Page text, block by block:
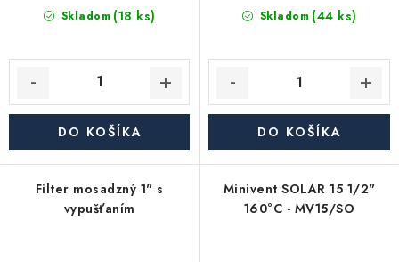
Skladom (18 ks)
DO KOŠÍKA
Skladom (44 ks)
DO KOŠÍKA
Filter mosadzný 1" s
vypušťaním
Minivent SOLAR 15 1/2"
160°C - MV15/SO